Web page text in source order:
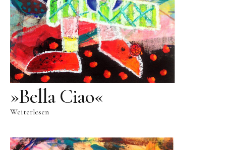
Gießerei Rom
Blau-Miau
Der verträumte König
Rastender Narr
Der Sprung
Wolkenpelztier
Papagena
»Bella Ciao«
Weiterlesen